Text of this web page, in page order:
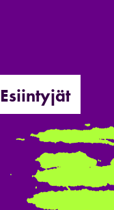
Esiintyjät